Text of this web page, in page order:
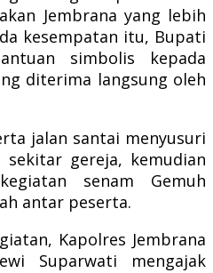
Jembrana yang lebih
kesempatan itu, Bupati
simbolis kepada
diterima langsung oleh
jalan santai menyusuri
gereja, kemudian
senam Gemuh
antar peserta.
Kapolres Jembrana
Suparwati mengajak